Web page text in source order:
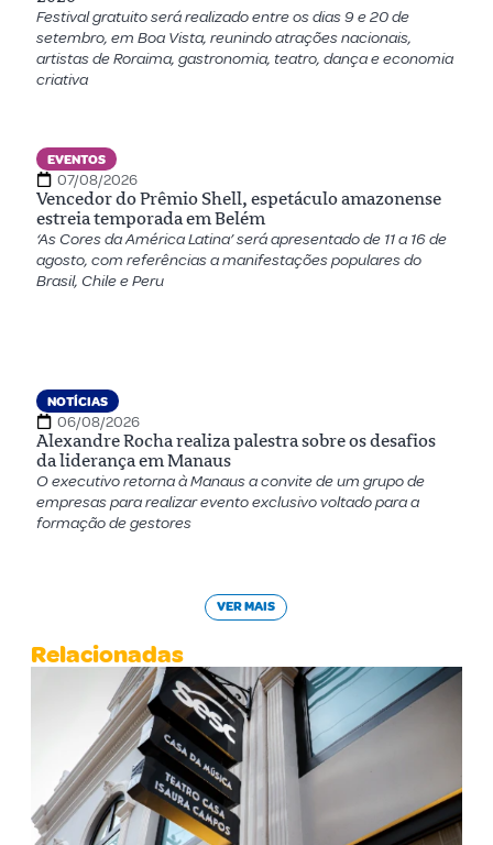
Festival gratuito será realizado entre os dias 9 e 20 de
setembro, em Boa Vista, reunindo atrações nacionais,
artistas de Roraima, gastronomia, teatro, dança e economia
criativa
EVENTOS
07/08/2026
Vencedor do Prêmio Shell, espetáculo amazonense
estreia temporada em Belém
‘As Cores da América Latina’ será apresentado de 11 a 16 de
agosto, com referências a manifestações populares do
Brasil, Chile e Peru
NOTÍCIAS
06/08/2026
Alexandre Rocha realiza palestra sobre os desafios
da liderança em Manaus
O executivo retorna à Manaus a convite de um grupo de
empresas para realizar evento exclusivo voltado para a
formação de gestores
VER MAIS
Relacionadas